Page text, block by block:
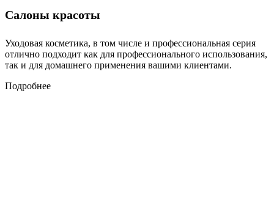
Салоны красоты
Уходовая косметика, в том числе и профессиональная серия
отлично подходит как для профессионального использования,
так и для домашнего применения вашими клиентами.
Подробнее